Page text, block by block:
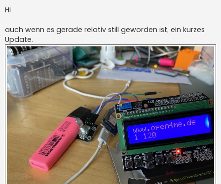
a
g
Hi
auch wenn es gerade relativ still geworden ist, ein kurzes
Update.